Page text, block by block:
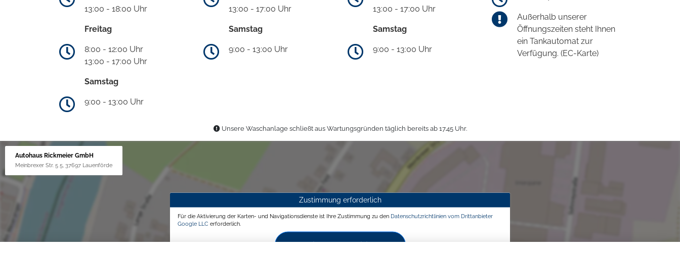
13:00 - 18:00 Uhr
Freitag
8:00 - 12:00 Uhr
13:00 - 17:00 Uhr
Samstag
9:00 - 13:00 Uhr
13:00 - 17:00 Uhr
Samstag
9:00 - 13:00 Uhr
13:00 - 17:00 Uhr
Samstag
9:00 - 13:00 Uhr
Außerhalb unserer
Öffnungszeiten steht Ihnen
ein Tankautomat zur
Verfügung. (EC-Karte)
Unsere Waschanlage schließt aus Wartungsgründen täglich bereits ab 17.45 Uhr.
Autohaus Rickmeier GmbH
Meinbrexer Str. 5 5, 37697 Lauenförde
Zustimmung erforderlich
Für die Aktivierung der Karten- und Navigationsdienste ist Ihre Zustimmung zu den Datenschutzrichtlinien vom Drittanbieter
Google LLC erforderlich.
Zustimmen und aktivieren